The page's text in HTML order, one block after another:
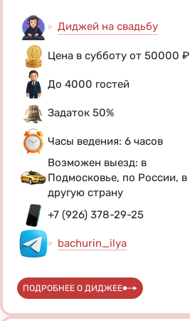
Диджей на свадьбу
Цена в субботу от 50000 ₽
До 4000 гостей
Задаток 50%
Часы ведения: 6 часов
Возможен выезд: в
Подмосковье, по России, в
другую страну
+7 (926) 378-29-25
bachurin_ilya
ПОДРОБНЕЕ О ДИДЖЕЕ